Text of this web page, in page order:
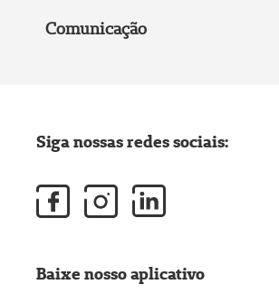
Comunicação
Siga nossas redes sociais:
Baixe nosso aplicativo